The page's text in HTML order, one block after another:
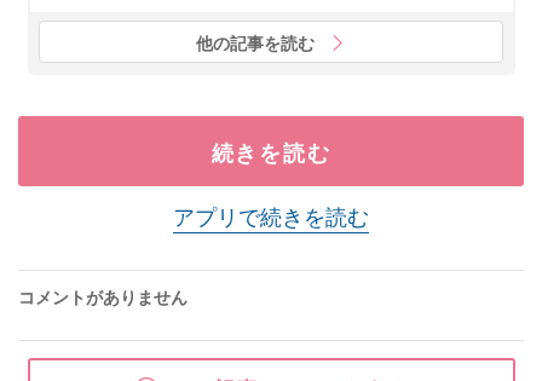
他の記事を読む
続きを読む
アプリで続きを読む
コメントがありません